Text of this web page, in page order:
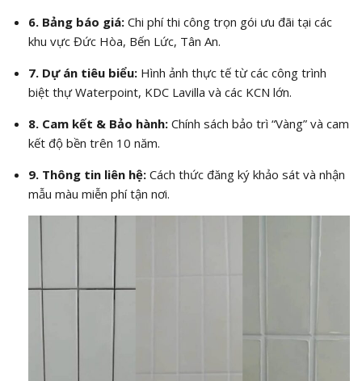
6. Bảng báo giá:Chi phí thi công trọn gói ưu đãi tại các
khu vực Đức Hòa, Bến Lức, Tân An.
7. Dự án tiêu biểu:Hình ảnh thực tế từ các công trình
biệt thự Waterpoint, KDC Lavilla và các KCN lớn.
8. Cam kết & Bảo hành:Chính sách bảo trì “Vàng” và cam
kết độ bền trên 10 năm.
9. Thông tin liên hệ:Cách thức đăng ký khảo sát và nhận
mẫu màu miễn phí tận nơi.